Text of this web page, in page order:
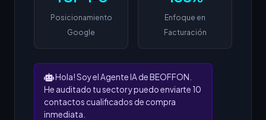
Posicionamiento
Google
Enfoque en
Facturación
Hola! Soy el Agente IA de BEOFFON.
He auditado tu sector y puedo enviarte 10
contactos cualificados de compra
inmediata.